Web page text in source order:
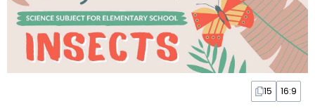
15 16:9